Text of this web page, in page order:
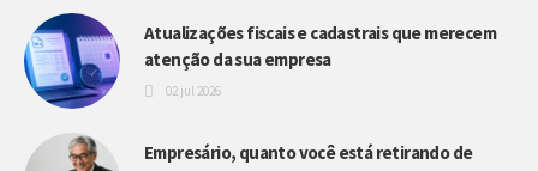
Atualizações fiscais e cadastrais que merecem
atenção da sua empresa
02 jul 2026
Empresário, quanto você está retirando de